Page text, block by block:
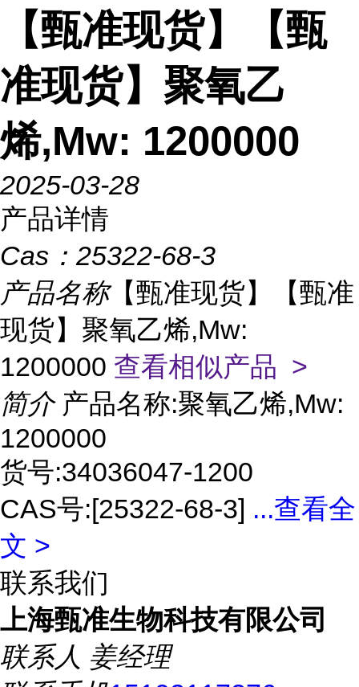
【甄准现货】【甄
准现货】聚氧乙
烯,Mw: 1200000
2025-03-28
产品详情
Cas： 25322-68-3
产品名称【甄准现货】【甄准
现货】聚氧乙烯,Mw:
1200000 查看相似产品 >
简介 产品名称:聚氧乙烯,Mw:
1200000
货号:34036047-1200
CAS号:[25322-68-3] ...查看全
文 >
联系我们
上海甄准生物科技有限公司
联系人 姜经理